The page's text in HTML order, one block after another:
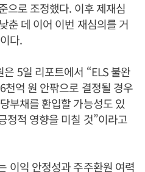
으로 조정했다. 이후 제재심
춘 데 이어 이번 재심의를 거
다.
5일 리포트에서 “ELS 불완
억 원 안팎으로 결정될 경우
부채를 환입할 가능성도 있
정적 영향을 미칠 것”이라고
이익 안정성과 주주환원 여력